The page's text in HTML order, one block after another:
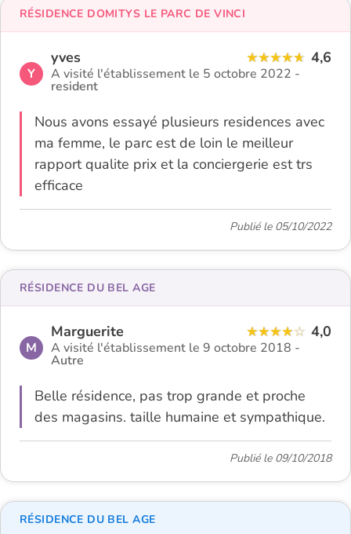
Y
yves 4,6
A visité l'établissement le 5 octobre 2022 -
resident
Nous avons essayé plusieurs residences avec
ma femme, le parc est de loin le meilleur
rapport qualite prix et la conciergerie est trs
efficace
RÉSIDENCE DOMITYS LE PARC DE VINCI
Publié le 05/10/2022
M
Marguerite 4,0
A visité l'établissement le 9 octobre 2018 -
Autre
Belle résidence, pas trop grande et proche
des magasins. taille humaine et sympathique.
RÉSIDENCE DU BEL AGE
Publié le 09/10/2018
RÉSIDENCE DU BEL AGE